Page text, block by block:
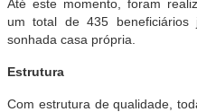
Até este momento, foram
um total de 435
sonhada casa própria.
Estrutura
Com estrutura de qualidade,